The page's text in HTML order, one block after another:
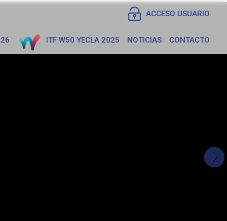
ACCESO USUARIO
ITF W50 YECLA 2025 NOTICIAS CONTACTO